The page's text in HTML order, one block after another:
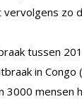
zo
tussen
in
mensen